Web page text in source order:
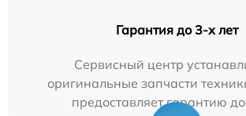
Гарантия до 3-х лет
Сервисный центр
оригинальные запчасти
предоставляет гарантию до